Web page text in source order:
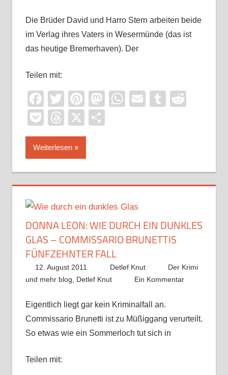
Die Brüder David und Harro Stern arbeiten beide
im Verlag ihres Vaters in Wesermünde (das ist
das heutige Bremerhaven). Der
Teilen mit:
Facebook
TwitterPinterest
Mastodon
WhatsApp
EmailTumblr
PocketThreads
X
Weiterlesen
DONNA LEON: WIE DURCH EIN DUNKLES
GLAS – COMMISSARIO BRUNETTIS
FÜNFZEHNTER FALL
12. August 2011 Detlef Knut
Der Krimi
und mehr blog, Detlef Knut Ein Kommentar
Eigentlich liegt gar kein Kriminalfall an.
Commissario Brunetti ist zu Müßiggang verurteilt.
So etwas wie ein Sommerloch tut sich in
Teilen mit: